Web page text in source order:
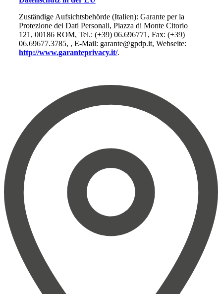
Zuständige Aufsichtsbehörde (Italien): Garante per la
Protezione dei Dati Personali, Piazza di Monte Citorio
121, 00186 ROM, Tel.: (+39) 06.696771, Fax: (+39)
06.69677.3785, , E-Mail: garante@gpdp.it, Webseite:
http://www.garanteprivacy.it/.